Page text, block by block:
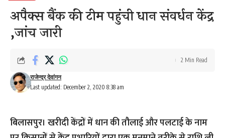
अपैक्स बैंक की टीम पहुंची धान संवर्धन केंद्र
,जांच जारी
Last updated: December 2, 2020 8:38 am
राजेन्द्र देवांगन
2 Min Read
बिलासपुर। खरीदी केंद्रों में धान की तौलाई और पलटाई के नाम